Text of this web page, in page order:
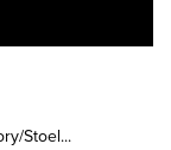
Stoel...